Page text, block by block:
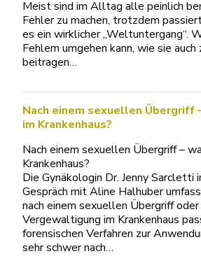
Meist sind im Alltag alle peinlich
Fehler zu machen, trotzdem
es ein wirklicher „Weltuntergang“.
Fehlern umgehen kann, wie sie
beitragen…
Nach einem sexuellen Übergriff
im Krankenhaus?
Nach einem sexuellen Übergriff –
Krankenhaus?
Die Gynäkologin Dr. Jenny Sarcletti
Gespräch mit Aline Halhuber
nach einem sexuellen Übergriff
Vergewaltigung im Krankenhaus
forensischen Verfahren zur
sehr schwer nach…